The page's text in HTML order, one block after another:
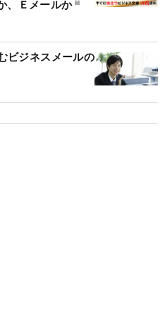
、Ｅメールか
ビジネスメールの